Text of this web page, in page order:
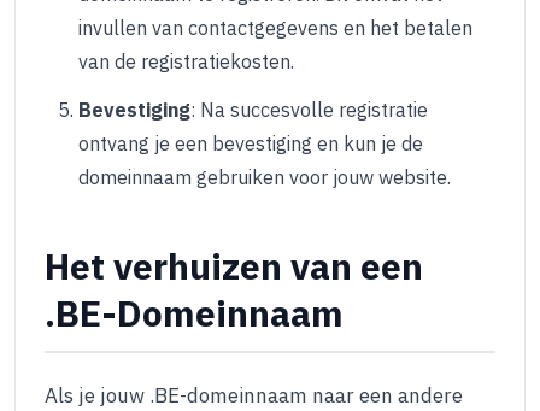
invullen van contactgegevens en het betalen
van de registratiekosten.
Bevestiging: Na succesvolle registratie
ontvang je een bevestiging en kun je de
domeinnaam gebruiken voor jouw website.
Het verhuizen van een
.BE-Domeinnaam
Als je jouw .BE-domeinnaam naar een andere